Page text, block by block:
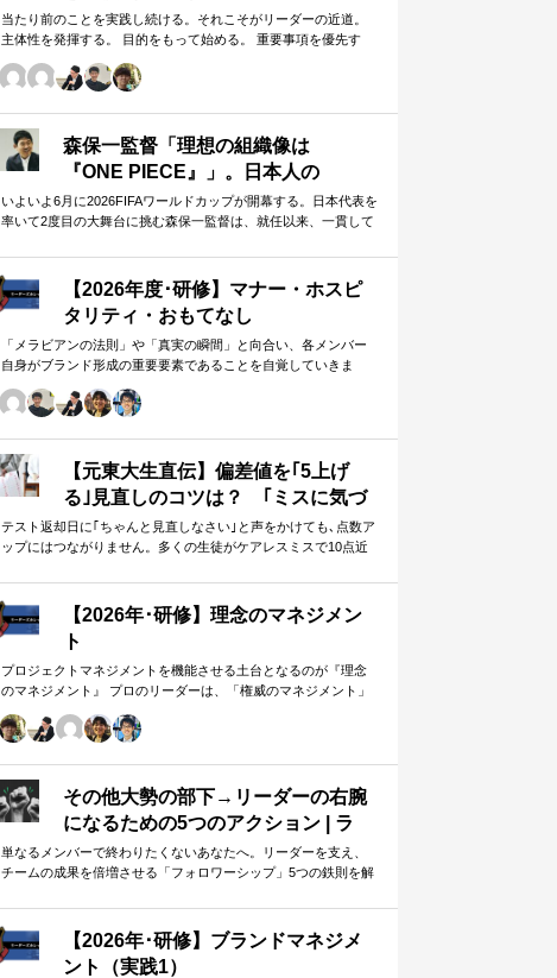
当たり前のことを実践し続ける。それこそがリーダーの近道。
主体性を発揮する。 目的をもって始める。 重要事項を優先す
いきます。 評論家ではなく、我がこととして取り組むメンバー
森保一監督「理想の組織像は
『ONE PIECE』」。日本人の
「和」と「魂」を武器に世界へ挑む
①
いよいよ6月に2026FIFAワールドカップが開幕する。日本代表を
率いて2度目の大舞台に挑む森保一監督は、就任以来、一貫して
【2026年度･研修】マナー・ホスピ
タリティ・おもてなし
「メラビアンの法則」や「真実の瞬間」と向合い、各メンバー
自身がブランド形成の重要要素であることを自覚していきま
ナー」「サービス」「ホスピタリティ」「おもてなし」の違い
ーに提供したいリーダーのための研修です。
【元東大生直伝】偏差値を｢5上げ
る｣見直しのコツは？ ｢ミスに気づ
かない｣無意味な作業から脱却を…
カギは試験"前"
テスト返却日に｢ちゃんと見直しなさい｣と声をかけても､点数ア
ップにはつながりません。多くの生徒がケアレスミスで10点近
【2026年･研修】理念のマネジメン
ト
プロジェクトマネジメントを機能させる土台となるのが『理念
のマネジメント』 プロのリーダーは、「権威のマネジメント」
「好き・嫌い」や「多数決」ではなく、説得力ある提案を互い
その他大勢の部下→リーダーの右腕
になるための5つのアクション | ラ
イフハッカー・ジャパン
単なるメンバーで終わりたくないあなたへ。リーダーを支え、
チームの成果を倍増させる「フォロワーシップ」5つの鉄則を解
【2026年･研修】ブランドマネジメ
ント（実践1）